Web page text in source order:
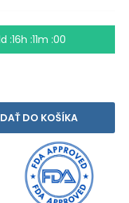
:16h :11m :00
DO KOŠÍKA